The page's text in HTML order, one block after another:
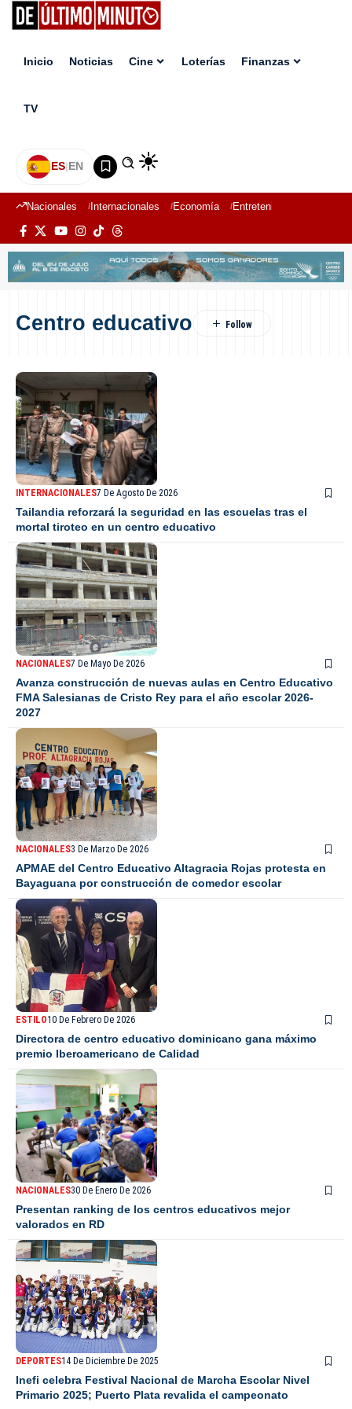
Inicio Noticias Cine Loterías Finanzas
TV
ES|EN
Nacionales Internacionales Economía Entretenimiento
Centro educativo
INTERNACIONALES7 De Agosto De 2026
Tailandia reforzará la seguridad en las escuelas tras el
mortal tiroteo en un centro educativo
NACIONALES7 De Mayo De 2026
Avanza construcción de nuevas aulas en Centro Educativo
FMA Salesianas de Cristo Rey para el año escolar 2026-
2027
NACIONALES3 De Marzo De 2026
APMAE del Centro Educativo Altagracia Rojas protesta en
Bayaguana por construcción de comedor escolar
ESTILO10 De Febrero De 2026
Directora de centro educativo dominicano gana máximo
premio Iberoamericano de Calidad
NACIONALES30 De Enero De 2026
Presentan ranking de los centros educativos mejor
valorados en RD
DEPORTES14 De Diciembre De 2025
Inefi celebra Festival Nacional de Marcha Escolar Nivel
Primario 2025; Puerto Plata revalida el campeonato